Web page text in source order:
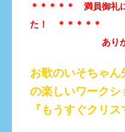
＊＊＊＊＊ 満員御礼
た！ ＊＊＊＊＊
ありがとうご
お歌のいそちゃ
の楽しいワークシ
『もうすぐクリ